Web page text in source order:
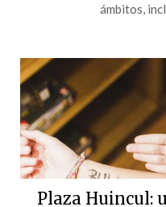
ámbitos,
Plaza Huincul: